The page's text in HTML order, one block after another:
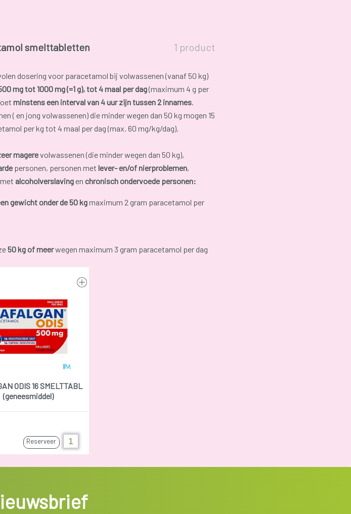
smelttabletten 1 product
dosering voor paracetamol bij volwassenen (vanaf 50 kg)
mg tot 1000 mg (=1 g), tot 4 maal per dag(maximum 4 g per
minstens een interval van 4 uur zijn tussen 2 innames.
( en jong volwassenen) die minder wegen dan 50 kg mogen 15
per kg tot 4 maal per dag (max. 60 mg/kg/dag).
magerevolwassenen (die minder wegen dan 50 kg),
personen, personen met lever- en/of nierproblemen,
alcoholverslavingen chronisch ondervoede personen:
gewicht onder de 50 kgmaximum 2 gram paracetamol per
50 kg of meerwegen maximum 3 gram paracetamol per dag
ODIS 16 SMELTTABL
(geneesmiddel)
Reserveer